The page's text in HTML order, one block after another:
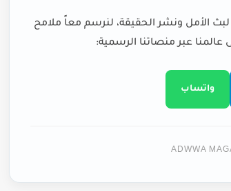
الأمل ونشر الحقيقة، لنرسم معاً ملامح
عبر منصاتنا الرسمية:
واتساب
ADWWA